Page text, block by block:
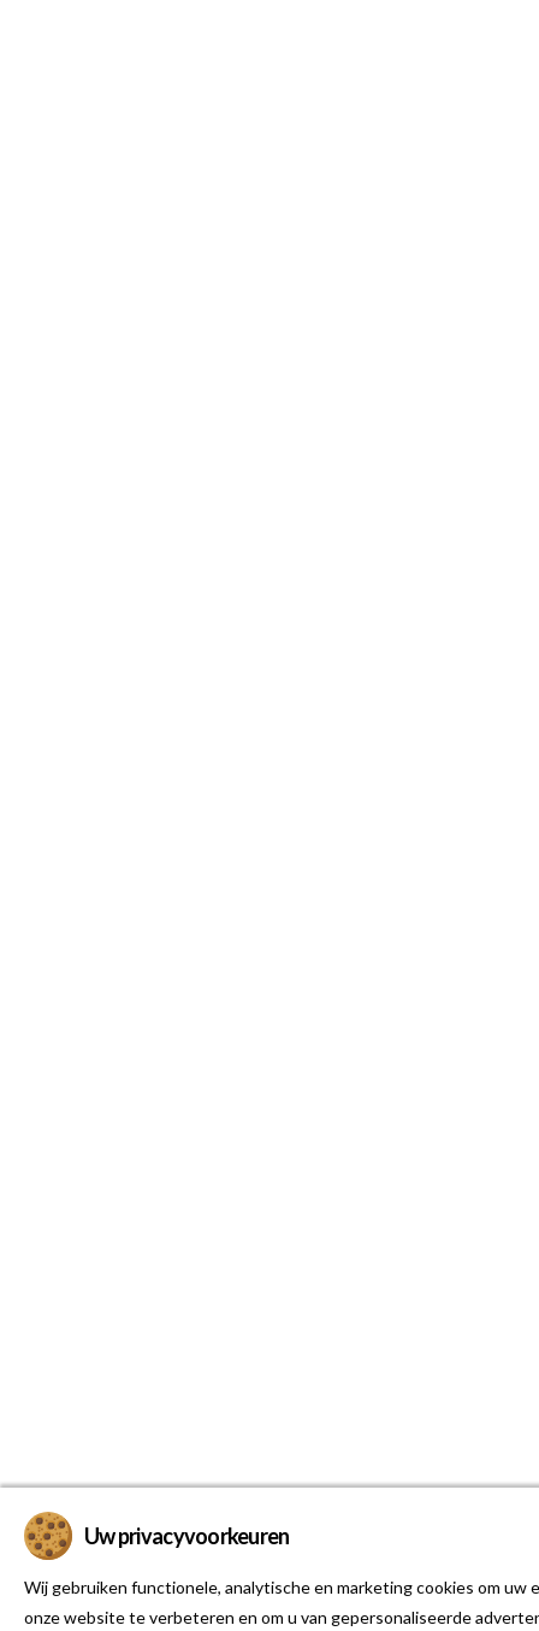
Uw privacyvoorkeuren
Wij gebruiken functionele, analytische en marketing cookies om uw
onze website te verbeteren en om u van gepersonaliseerde